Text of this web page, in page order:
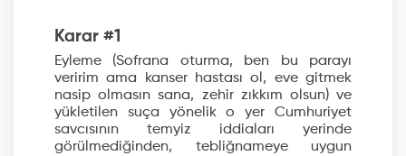
Karar #1
Eyleme (Sofrana oturma, ben bu parayı
veririm ama kanser hastası ol, eve gitmek
nasip olmasın sana, zehir zıkkım olsun) ve
yükletilen suça yönelik o yer Cumhuriyet
savcısının temyiz iddiaları yerinde
görülmediğinden, tebliğnameye uygun